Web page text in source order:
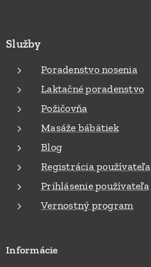
Služby
Poradenstvo nosenia
Laktačné poradenstvo
Požičovňa
Masáže bábätiek
Blog
Registrácia používateľa
Prihlásenie používateľa
Vernostný program
Informácie